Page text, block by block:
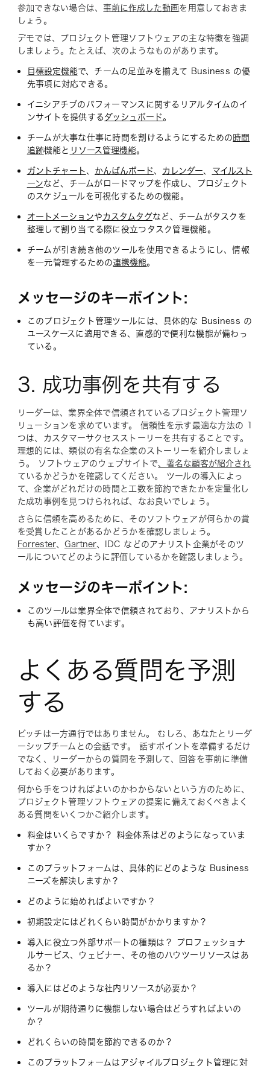
参加できない場合は、事前に作成した動画を用意しておきま
しょう。
デモでは、プロジェクト管理ソフトウェアの主な特徴を強調
しましょう。たとえば、次のようなものがあります。
目標設定機能で、チームの足並みを揃えて Business の優
先事項に対応できる。
イニシアチブのパフォーマンスに関するリアルタイムのイ
ンサイトを提供する ダッシュボード 。
チームが大事な仕事に時間を割けるようにするための時間
追跡機能と リソース管理機能。
ガントチャート かんばんボード カレンダー
マイルスト
ーンなど、チームがロードマップを作成し、プロジェクト
のスケジュールを可視化するための機能。
オートメーションや カスタムタグなど、チームがタスクを
整理して割り当てる際に役立つタスク管理機能。
チームが引き続き他のツールを使用できるようにし、情報
を一元管理するための連携機能。
メッセージのキーポイント:
このプロジェクト管理ツールには、具体的な Business の
ユースケースに適用できる、直感的で便利な機能が備わっ
ている。
3. 成功事例を共有する
リーダーは、業界全体で信頼されているプロジェクト管理ソ
リューションを求めています。 信頼性を示す最適な方法の 1
つは、カスタマーサクセスストーリーを共有することです。
理想的には、類似の有名な企業のストーリーを紹介しましょ
う。 ソフトウェアのウェブサイトで
、著名な顧客が紹介され
ているかどうかを確認してください。 ツールの導入によっ
て、企業がどれだけの時間と工数を節約できたかを定量化し
た成功事例を見つけられれば、なお良いでしょう。
さらに信頼を高めるために、そのソフトウェアが何らかの賞
を受賞したことがあるかどうかを確認しましょう。
Forrester、 Gartner、IDC などのアナリスト企業がそのツ
ールについてどのように評価しているかを確認しましょう。
メッセージのキーポイント:
このツールは業界全体で信頼されており、アナリストから
も高い評価を得ています。
よくある質問を予測
する
ピッチは一方通行ではありません。 むしろ、あなたとリーダ
ーシップチームとの会話です。 話すポイントを準備するだけ
でなく、リーダーからの質問を予測して、回答を事前に準備
しておく必要があります。
何から手をつければよいのかわからないという方のために、
プロジェクト管理ソフトウェアの提案に備えておくべきよく
ある質問をいくつかご紹介します。
料金はいくらですか？ 料金体系はどのようになっていま
すか？
このプラットフォームは、具体的にどのような Business
ニーズを解決しますか？
どのように始めればよいですか？
初期設定にはどれくらい時間がかかりますか？
導入に役立つ外部サポートの種類は？ プロフェッショナ
ルサービス、ウェビナー、その他のハウツーリソースはあ
るか？
導入にはどのような社内リソースが必要か？
ツールが期待通りに機能しない場合はどうすればよいの
か？
どれくらいの時間を節約できるのか？
このプラットフォームはアジャイルプロジェクト管理に対